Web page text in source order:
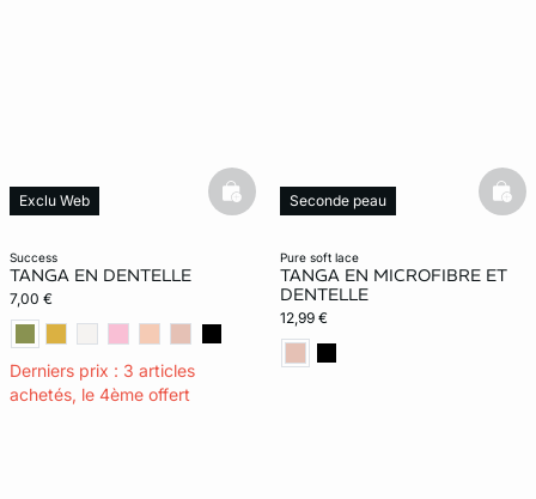
success
TANGA EN DENTELLE
7,00 €
Derniers prix : 3 articles
achetés, le 4ème offert
Exclu Web basketfull
pure soft lace
TANGA EN MICROFIBRE ET
DENTELLE
12,99 €
Seconde peau